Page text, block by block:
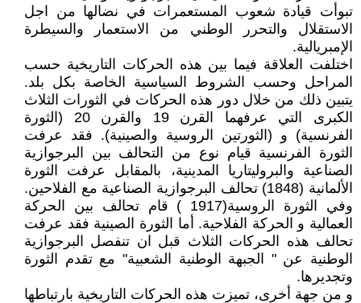
تبوأت قيادة شعوب المستعمرات في نضالها من اجل
الاستقلال والتحرر الوطني من الاستعمار والسيطرة
الإمبريالية.
اختلفت العلاقة فيما بين هذه الحركات التاريخية حسب
المراحل وحسب الشروط السياسية الخاصة بكل بلد.
يتبين ذلك من خلال دور هذه الحركات في الثورات الثلاث
الكبرى التي عرفهما القرن 19 والقرن 20 (الثورة
الفرنسية) و (الثورتين الروسية والصينية). فقد عرفت
الثورة الفرنسية قيام نوع من التحالف بين البرجوازية
الصناعية والبروليتاريا المدينية، بالمقابل عرفت الثورة
الألمانية (1848) تحالف البرجوازية الصناعية مع الفلاحين.
وفي الثورة الروسية(1917 ) قام تحالف بين الحركة
العمالية و الحركة الفلاحية. أما الثورة الصينية فقد عرفت
تحالف هذه الحركات الثلاث قبل ان تنفصل البرجوازية
الوطنية عن " الجبهة الوطنية الشعبية" مع تقدم الثورة
وتجديرها.
و من جهة أخرى، تميزت هذه الحركات التاريخية بارتباطها